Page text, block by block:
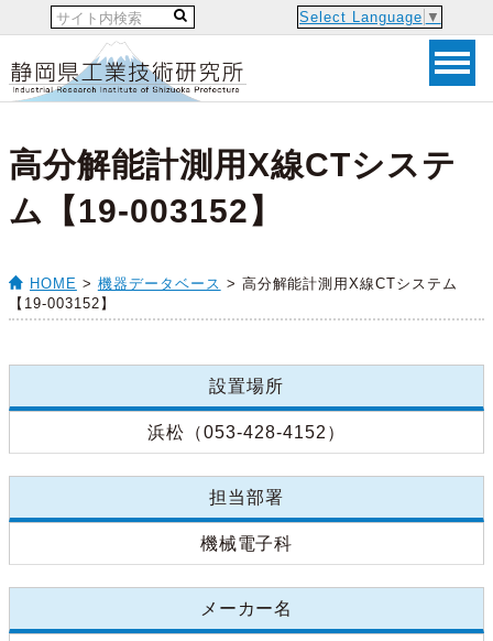
Select Language ▼
高分解能計測用X線CTシステ
ム【19-003152】
HOME > 機器データベース > 高分解能計測用X線CTシステム
【19-003152】
設置場所
浜松（053-428-4152）
担当部署
機械電子科
メーカー名